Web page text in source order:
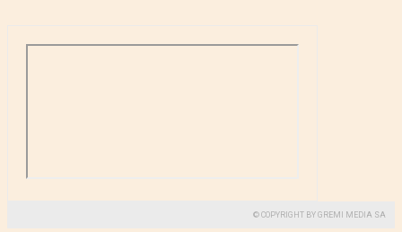
© COPYRIGHT BY GREMI MEDIA SA